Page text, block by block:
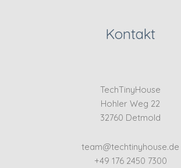
Kontakt
TechTinyHouse
Hohler Weg 22
32760 Detmold
team@techtinyhouse.de
+49 176 2450 7300